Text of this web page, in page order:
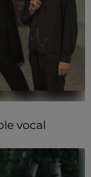
vocal